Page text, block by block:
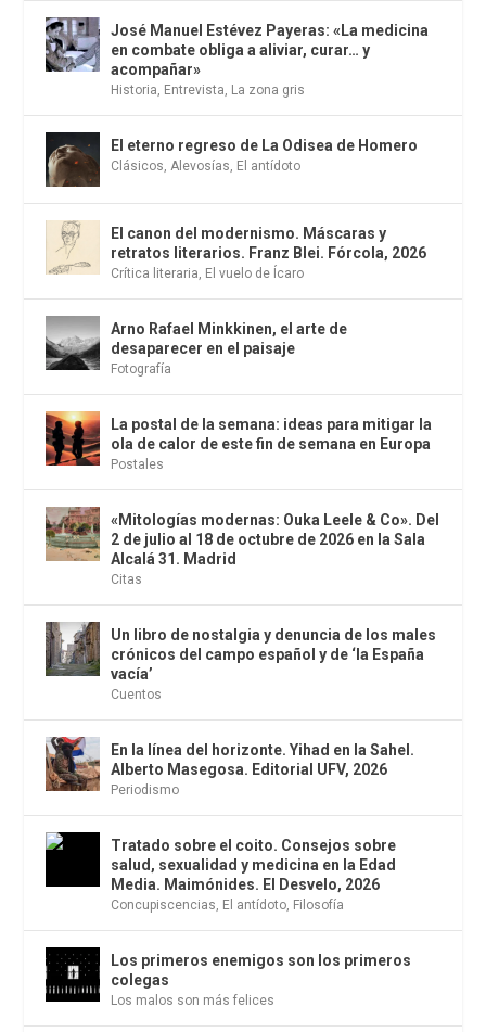
José Manuel Estévez Payeras: «La medicina
en combate obliga a aliviar, curar… y
acompañar»
Historia, Entrevista, La zona gris
El eterno regreso de La Odisea de Homero
Clásicos,Alevosías, El antídoto
El canon del modernismo. Máscaras y
retratos literarios. Franz Blei. Fórcola, 2026
Crítica literaria, El vuelo de Ícaro
Arno Rafael Minkkinen, el arte de
desaparecer en el paisaje
Fotografía
La postal de la semana: ideas para mitigar la
ola de calor de este fin de semana en Europa
Postales
«Mitologías modernas: Ouka Leele & Co». Del
2 de julio al 18 de octubre de 2026 en la Sala
Alcalá 31. Madrid
Citas
Un libro de nostalgia y denuncia de los males
crónicos del campo español y de ‘la España
vacía’
Cuentos
En la línea del horizonte. Yihad en la Sahel.
Alberto Masegosa. Editorial UFV, 2026
Periodismo
Tratado sobre el coito. Consejos sobre
salud, sexualidad y medicina en la Edad
Media. Maimónides. El Desvelo, 2026
Concupiscencias, El antídoto, Filosofía
Los primeros enemigos son los primeros
colegas
Los malos son más felices